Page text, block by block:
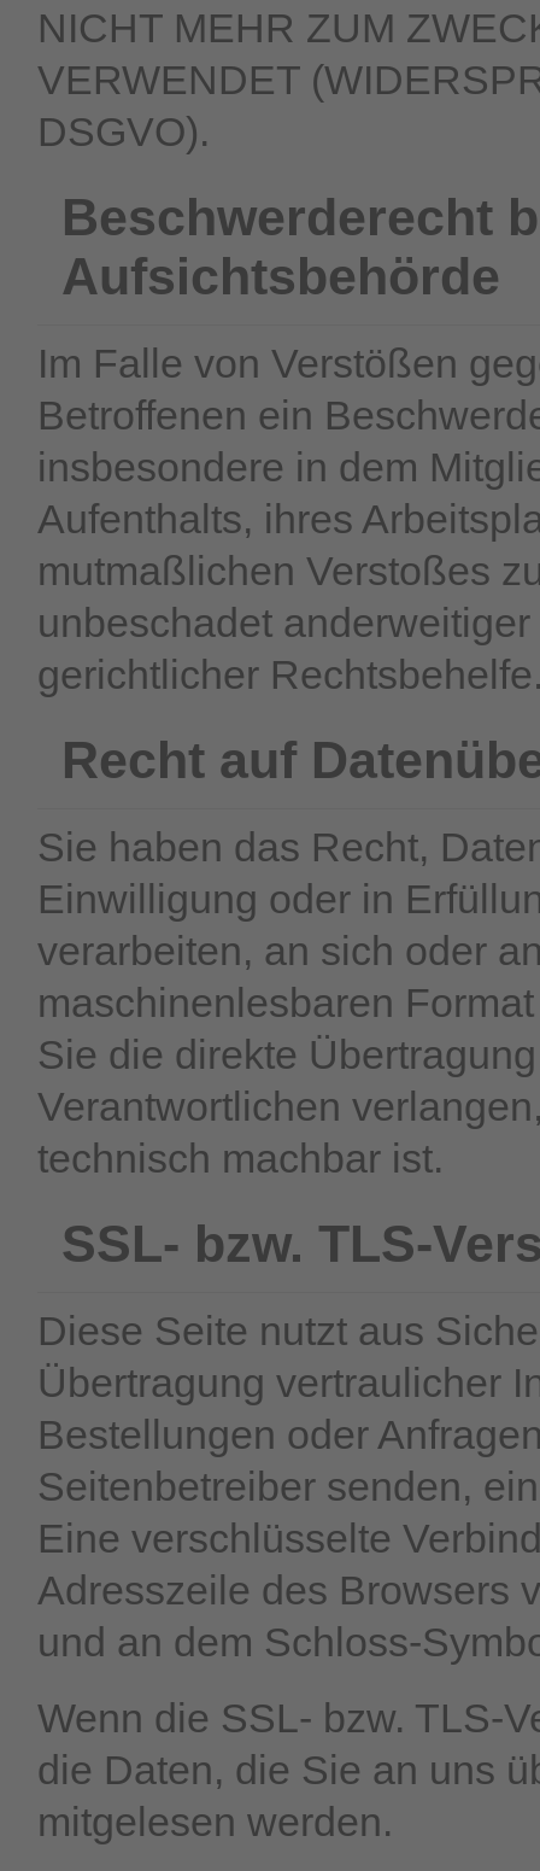
NICHT MEHR ZUM
VERWENDET
DSGVO).
Beschwerde­recht
Aufsichts­behörde
Im Falle von Verstößen
Betroffenen ein
insbesondere in dem
Aufenthalts, ihres
mutmaßlichen Verstoßes
unbeschadet
gerichtlicher
Recht auf
Sie haben das Recht,
Einwilligung oder in
verarbeiten, an sich oder
maschinenlesbaren
Sie die direkte
Verantwortlichen
technisch machbar ist.
SSL- bzw. TLS-
Diese Seite nutzt aus
Übertragung vertraulicher
Bestellungen oder
Seitenbetreiber senden,
Eine verschlüsselte
Adresszeile des Browsers
und an dem Schloss-
Wenn die SSL- bzw. TLS-
die Daten, die Sie an uns
mitgelesen werden.